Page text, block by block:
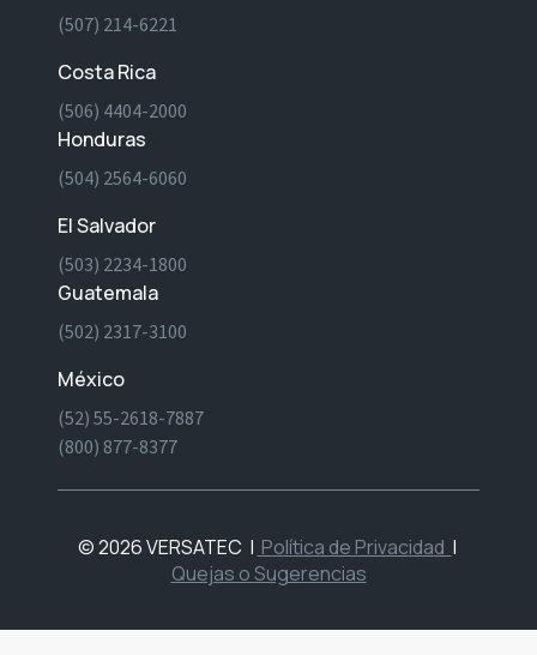
(507) 214-6221
Costa Rica
(506) 4404-2000
Honduras
(504) 2564-6060
El Salvador
(503) 2234-1800
Guatemala
(502) 2317-3100
México
(52) 55-2618-7887
(800) 877-8377
© 2026 VERSATEC | Política de Privacidad |
Quejas o Sugerencias